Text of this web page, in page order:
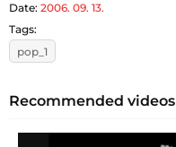
Date: 2006. 09. 13.
Tags:
pop_1
Recommended videos